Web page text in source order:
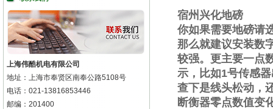
上海伟酷机电有限公司
地址：上海市奉贤区南奉公路5108号
电话：021-13816853446
邮编：201400
宿州兴化地磅
你如果需要地磅请
那么就建议安装数
较强。更主要一点
示，比如1号传感
查下是线头松动，
断衡器零点数值变